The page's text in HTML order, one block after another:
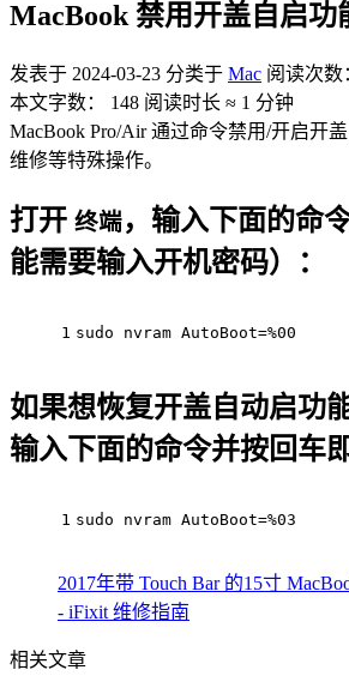
MacBook 禁用开盖自启功
发表于 2024-03-23 分类于 Mac 阅读次数
本文字数：
148 阅读时长 ≈ 1 分钟
MacBook Pro/Air 通过命令禁用/开启开
维修等特殊操作。
打开 终端，输入下面的命
能需要输入开机密码）：
1 sudo nvram AutoBoot=%00
如果想恢复开盖自动启功
输入下面的命令并按回车即
1 sudo nvram AutoBoot=%03
2017年带 Touch Bar 的15寸
- iFixit 维修指南
相关文章